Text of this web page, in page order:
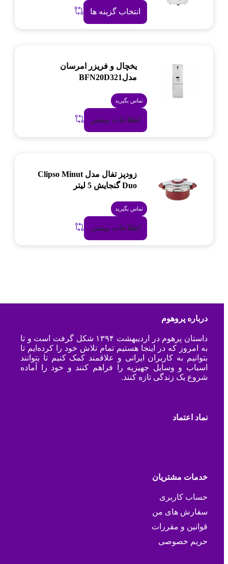
انتخاب گزینه ها
یخچال و فریزر امرسان
مدلBFN20D321
تماس بگیرید
اطلاعات بیشتر
زودپز تفال مدل Clipso Minut
Duo گنجایش 5 لیتر
تماس بگیرید
اطلاعات بیشتر
درباره پروهوم
داستان پرهوم در اردیبهشت ۱۳۹۴ شکل گرفت است و تا
به امروز که در اینجا هستیم تمام تلاش خود را کرده‌ایم تا
بتوانیم به کاربران ایرانی و علاقمند کمک کنیم تا بتوانند
اسباب و وسایل جهیزیه را فراهم کنند و خود را آماده
شروع یک زندگی تازه کنند.
نماد اعتماد
خدمات مشتریان
حساب کاربری
سفارش های من
قوانین و مقررات
حریم خصوصی